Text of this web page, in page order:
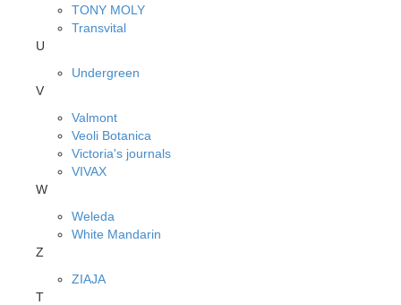
TONY MOLY
Transvital
U
Undergreen
V
Valmont
Veoli Botanica
Victoria's journals
VIVAX
W
Weleda
White Mandarin
Z
ZIAJA
Т